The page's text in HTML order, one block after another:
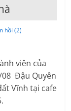
hồi (2)
viên của
08 Đậu Quyên
Vĩnh tại cafe